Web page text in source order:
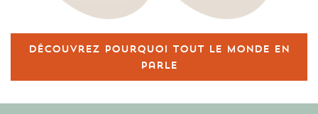
Découvrez pourquoi tout le monde en
parle